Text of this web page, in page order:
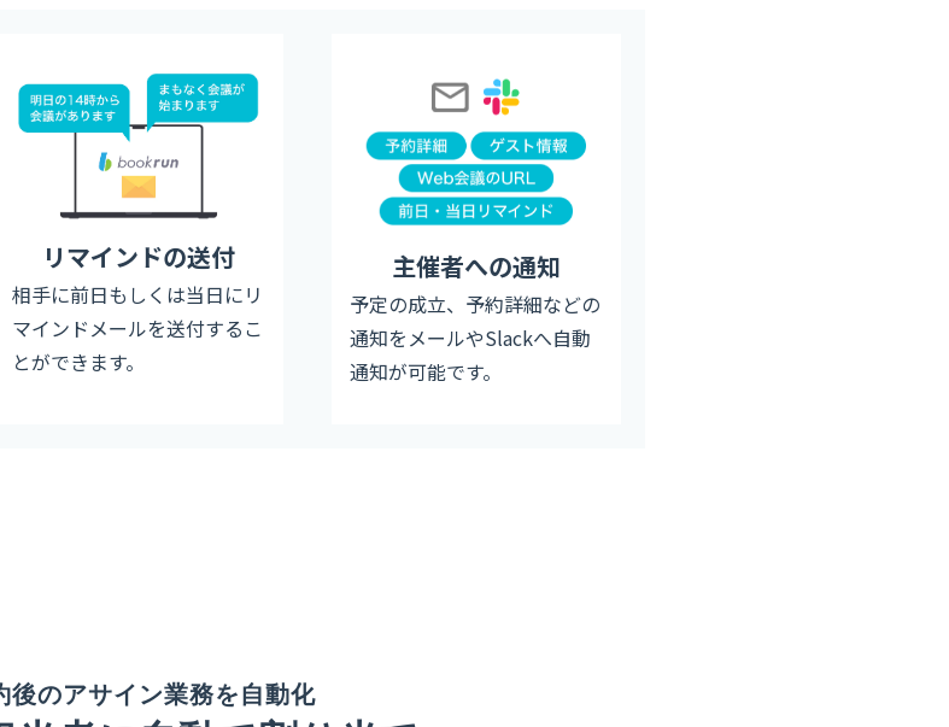
リマインドの送付
相手に前日もしくは当日にリ
マインドメールを送付するこ
とができます。
主催者への通知
予定の成立、予約詳細などの
通知をメールやSlackへ自動
通知が可能です。
後のアサイン業務を自動化